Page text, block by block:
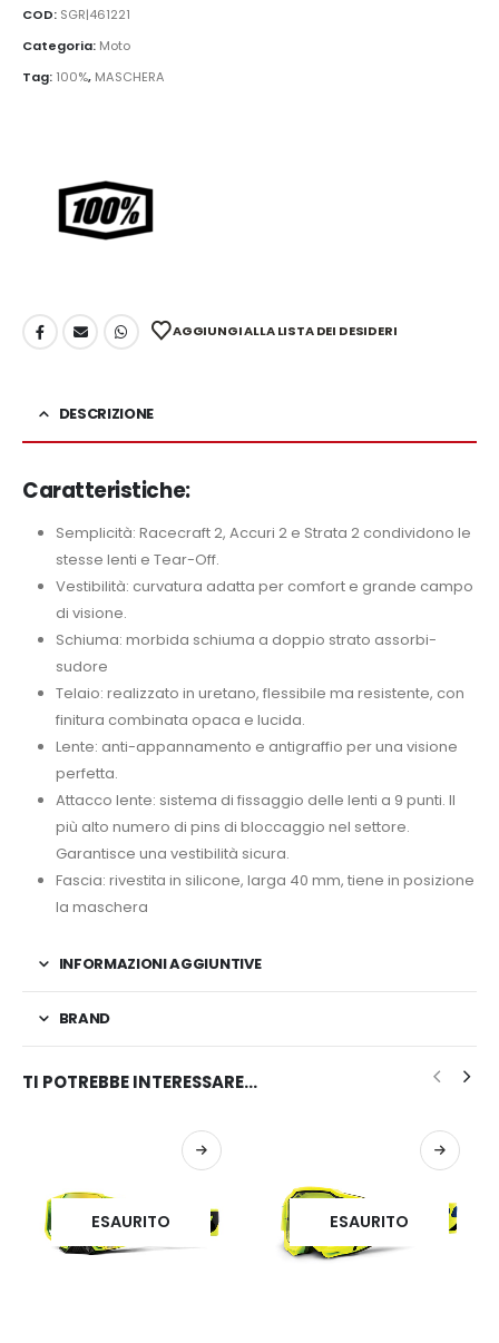
COD: SGR|461221
Categoria: Moto
Tag: 100%, MASCHERA
AGGIUNGI ALLA LISTA DEI DESIDERI
DESCRIZIONE
Caratteristiche:
Semplicità: Racecraft 2, Accuri 2 e Strata 2 condividono le
stesse lenti e Tear-Off.
Vestibilità: curvatura adatta per comfort e grande campo
di visione.
Schiuma: morbida schiuma a doppio strato assorbi-
sudore
Telaio: realizzato in uretano, flessibile ma resistente, con
finitura combinata opaca e lucida.
Lente: anti-appannamento e antigraffio per una visione
perfetta.
Attacco lente: sistema di fissaggio delle lenti a 9 punti. Il
più alto numero di pins di bloccaggio nel settore.
Garantisce una vestibilità sicura.
Fascia: rivestita in silicone, larga 40 mm, tiene in posizione
la maschera
INFORMAZIONI AGGIUNTIVE
BRAND
TI POTREBBE INTERESSARE…
ESAURITO ESAURITO